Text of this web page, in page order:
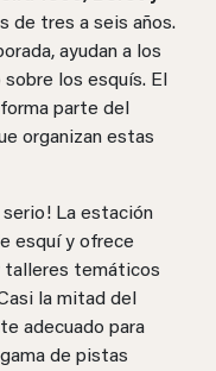
de tres a seis años.
ayudan a los
los esquís. El
parte del
organizan estas
serio! La estación
esquí y ofrece
talleres temáticos
la mitad del
adecuado para
de pistas